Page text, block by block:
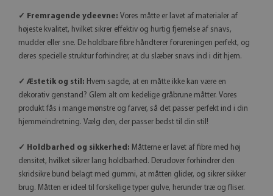
✓ Fremragende ydeevne: Vores måtte er lavet af materialer af
højeste kvalitet, hvilket sikrer effektiv og hurtig fjernelse af snavs,
mudder eller sne. De holdbare fibre håndterer forureningen perfekt, og
deres specielle struktur forhindrer, at du slæber snavs ind i dit hjem.
✓ Æstetik og stil: Hvem sagde, at en måtte ikke kan være en
dekorativ genstand? Glem alt om kedelige gråbrune måtter. Vores
produkt fås i mange mønstre og farver, så det passer perfekt ind i din
hjemmeindretning. Vælg den, der passer bedst til din stil!
✓ Holdbarhed og sikkerhed: Måtterne er lavet af fibre med høj
densitet, hvilket sikrer lang holdbarhed. Derudover forhindrer den
skridsikre bund belagt med gummi, at måtten glider, og sikrer sikker
brug. Måtten er ideel til forskellige typer gulve, herunder træ og fliser.